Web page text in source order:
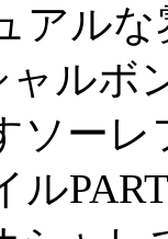
アル
ャル
ソー
ル